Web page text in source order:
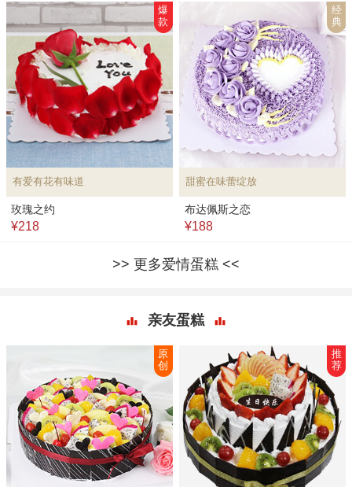
有爱有花有味道
爆
款
玫瑰之约
¥218
甜蜜在味蕾绽放
经
典
布达佩斯之恋
¥188
更多爱情蛋糕
亲友蛋糕
原
创
推
荐